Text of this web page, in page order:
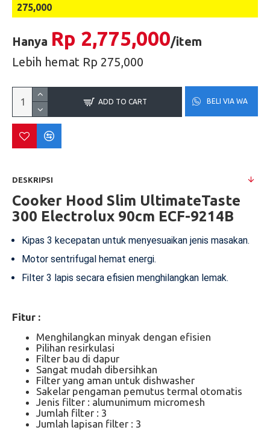
275,000
Hanya Rp 2,775,000/item
Lebih hemat Rp 275,000
ADD TO CART BELI VIA WA
DESKRIPSI
Cooker Hood Slim UltimateTaste
300 Electrolux 90cm ECF-9214B
Kipas 3 kecepatan untuk menyesuaikan jenis masakan.
Motor sentrifugal hemat energi.
Filter 3 lapis secara efisien menghilangkan lemak.
Fitur :
Menghilangkan minyak dengan efisien
Pilihan resirkulasi
Filter bau di dapur
Sangat mudah dibersihkan
Filter yang aman untuk dishwasher
Sakelar pengaman pemutus termal otomatis
Jenis filter : alumunimum micromesh
Jumlah filter : 3
Jumlah lapisan filter : 3